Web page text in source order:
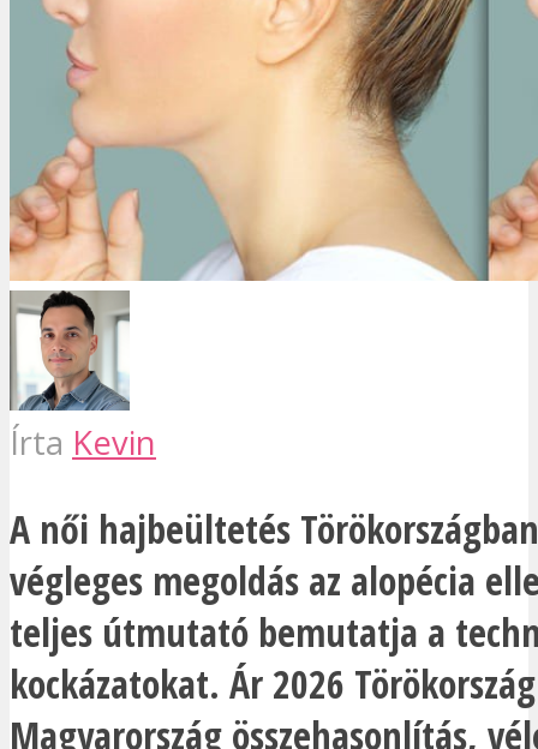
Írta Kevin
A női hajbeültetés
végleges megoldás az alopécia
teljes útmutató bemutatja a
kockázatokat. Ár 2026
Magyarország összehasonlítás,